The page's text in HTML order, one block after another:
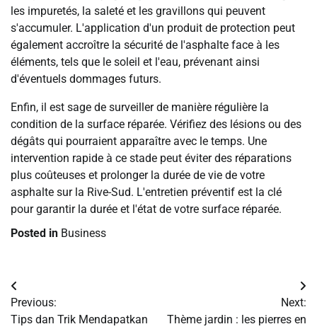
les impuretés, la saleté et les gravillons qui peuvent
s'accumuler. L'application d'un produit de protection peut
également accroître la sécurité de l'asphalte face à les
éléments, tels que le soleil et l'eau, prévenant ainsi
d'éventuels dommages futurs.
Enfin, il est sage de surveiller de manière régulière la
condition de la surface réparée. Vérifiez des lésions ou des
dégâts qui pourraient apparaître avec le temps. Une
intervention rapide à ce stade peut éviter des réparations
plus coûteuses et prolonger la durée de vie de votre
asphalte sur la Rive-Sud. L'entretien préventif est la clé
pour garantir la durée et l'état de votre surface réparée.
Posted in Business
Post
navigation
Previous:
Tips dan Trik Mendapatkan
Next:
Thème jardin : les pierres en